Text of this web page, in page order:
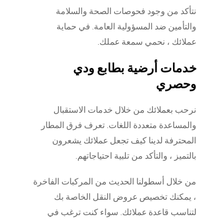
نتأكد من وجود فحوصات الصحة والسلامة
والتأمين ضد المسؤولية العامة. في حماية
عملائك ، نحمي سمعة عملك.
خدمات أرضية بطابع ودي
وحصري
نرحب بعملائك من خلال خدمات الاستقبال
والمساعدة متعددة اللغات. تعرف فرق المطار
المحترفة لدينا كيف تجعل عملائك يشعرون
بالتميز ، والتأكد من تلبية احتياجاتهم.
من خلال أسطولنا الحديث من المركبات الفاخرة
، يمكنك تخصيص عروض النقل الخاصة بك
لتناسب قاعدة عملائك. سواء كنت ترغب في